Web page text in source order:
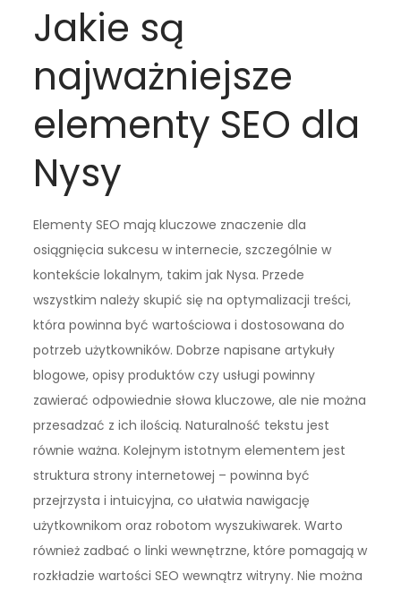
Jakie są
najważniejsze
elementy SEO dla
Nysy
Elementy SEO mają kluczowe znaczenie dla
osiągnięcia sukcesu w internecie, szczególnie w
kontekście lokalnym, takim jak Nysa. Przede
wszystkim należy skupić się na optymalizacji treści,
która powinna być wartościowa i dostosowana do
potrzeb użytkowników. Dobrze napisane artykuły
blogowe, opisy produktów czy usługi powinny
zawierać odpowiednie słowa kluczowe, ale nie można
przesadzać z ich ilością. Naturalność tekstu jest
równie ważna. Kolejnym istotnym elementem jest
struktura strony internetowej – powinna być
przejrzysta i intuicyjna, co ułatwia nawigację
użytkownikom oraz robotom wyszukiwarek. Warto
również zadbać o linki wewnętrzne, które pomagają w
rozkładzie wartości SEO wewnątrz witryny. Nie można